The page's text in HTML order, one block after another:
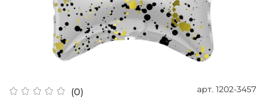
(0) арт. 1202-3457